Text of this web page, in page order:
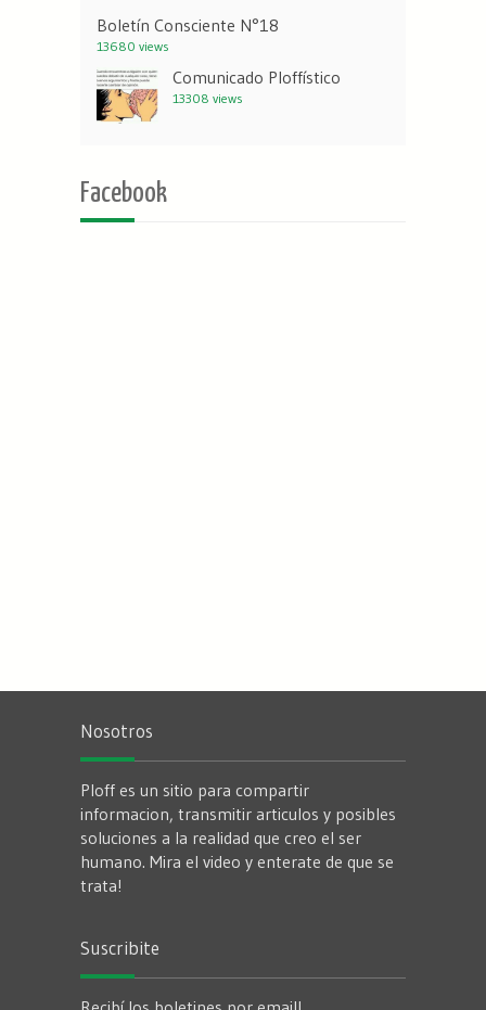
Boletín Consciente N°18
13680 views
Comunicado Ploffístico
13308 views
Facebook
Nosotros
Ploff es un sitio para compartir
informacion, transmitir articulos y posibles
soluciones a la realidad que creo el ser
humano. Mira el video y enterate de que se
trata!
Suscribite